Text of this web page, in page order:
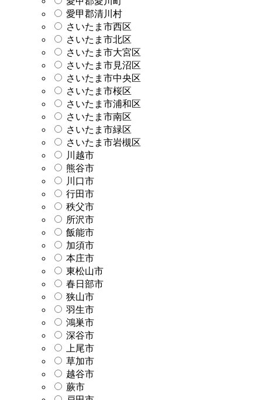
愛甲郡清川村
さいたま市西区
さいたま市北区
さいたま市大宮区
さいたま市見沼区
さいたま市中央区
さいたま市桜区
さいたま市浦和区
さいたま市南区
さいたま市緑区
さいたま市岩槻区
川越市
熊谷市
川口市
行田市
秩父市
所沢市
飯能市
加須市
本庄市
東松山市
春日部市
狭山市
羽生市
鴻巣市
深谷市
上尾市
草加市
越谷市
蕨市